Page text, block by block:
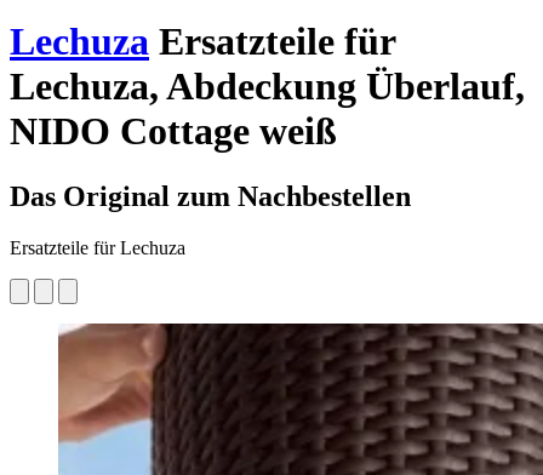
Lechuza Ersatzteile für
Lechuza, Abdeckung Überlauf,
NIDO Cottage weiß
Das Original zum Nachbestellen
Ersatzteile für Lechuza